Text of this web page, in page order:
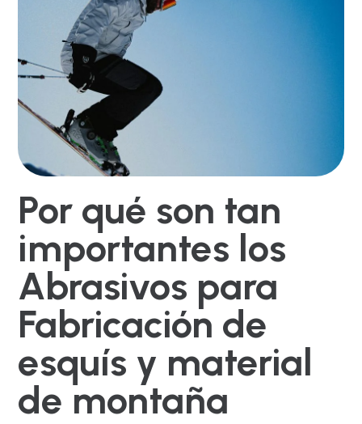
Por qué son tan
importantes los
Abrasivos para
Fabricación de
esquís y material
de montaña